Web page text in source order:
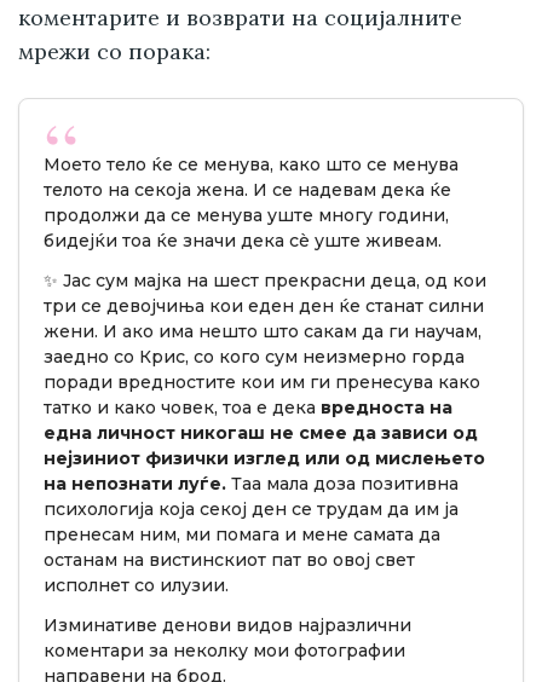
коментарите и возврати на социјалните
мрежи со порака:
Моето тело ќе се менува, како што се менува
телото на секоја жена. И се надевам дека ќе
продолжи да се менува уште многу години,
бидејќи тоа ќе значи дека сè уште живеам.
✨ Јас сум мајка на шест прекрасни деца, од кои
три се девојчиња кои еден ден ќе станат силни
жени. И ако има нешто што сакам да ги научам,
заедно со Крис, со кого сум неизмерно горда
поради вредностите кои им ги пренесува како
татко и како човек, тоа е дека вредноста на
една личност никогаш не смее да зависи од
нејзиниот физички изглед или од мислењето
на непознати луѓе. Таа мала доза позитивна
психологија која секој ден се трудам да им ја
пренесам ним, ми помага и мене самата да
останам на вистинскиот пат во овој свет
исполнет со илузии.
Изминативе денови видов најразлични
коментари за неколку мои фотографии
направени на брод.